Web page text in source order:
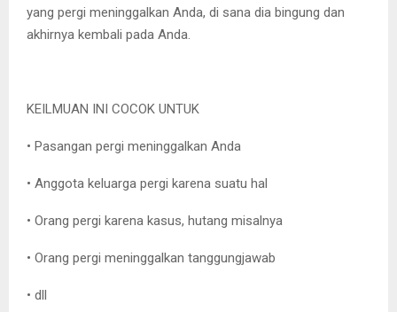
yang pergi meninggalkan Anda, di sana dia bingung dan
akhirnya kembali pada Anda.
KEILMUAN INI COCOK UNTUK
• Pasangan pergi meninggalkan Anda
• Anggota keluarga pergi karena suatu hal
• Orang pergi karena kasus, hutang misalnya
• Orang pergi meninggalkan tanggungjawab
• dll